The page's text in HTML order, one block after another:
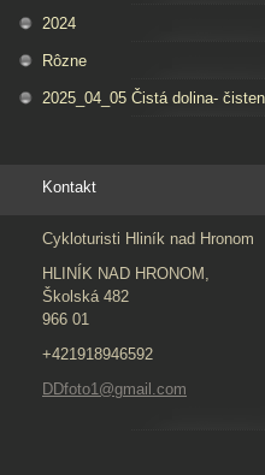
2024
Rôzne
2025_04_05 Čistá dolina-
Kontakt
Cykloturisti Hliník nad Hronom
HLINÍK NAD HRONOM,
Školská 482
966 01
+421918946592
DDfoto1@gmail.com